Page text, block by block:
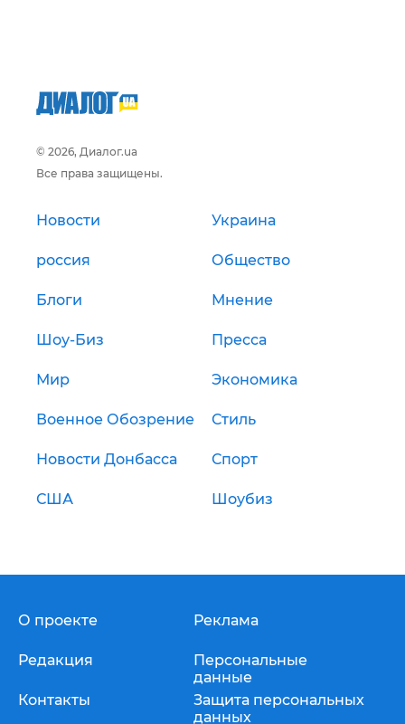
© 2026, Диалог.ua
Все права защищены.
Новости Украина
россия Общество
Блоги Мнение
Шоу-Биз Пресса
Мир Экономика
Военное Обозрение Стиль
Новости Донбасса Спорт
США Шоубиз
О проекте
Редакция
Контакты
Реклама
Персональные
данные
Защита персональных
данных